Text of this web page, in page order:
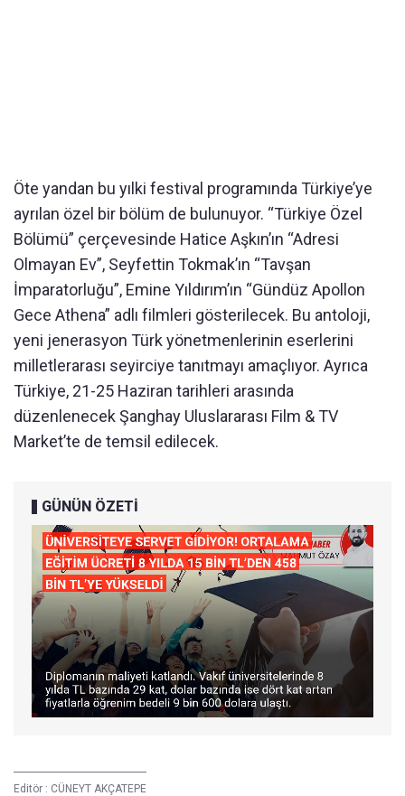
Öte yandan bu yılki festival programında Türkiye’ye
ayrılan özel bir bölüm de bulunuyor. “Türkiye Özel
Bölümü” çerçevesinde Hatice Aşkın’ın “Adresi
Olmayan Ev”, Seyfettin Tokmak’ın “Tavşan
İmparatorluğu”, Emine Yıldırım’ın “Gündüz Apollon
Gece Athena” adlı filmleri gösterilecek. Bu antoloji,
yeni jenerasyon Türk yönetmenlerinin eserlerini
milletlerarası seyirciye tanıtmayı amaçlıyor. Ayrıca
Türkiye, 21-25 Haziran tarihleri arasında
düzenlenecek Şanghay Uluslararası Film & TV
Market’te de temsil edilecek.
GÜNÜN ÖZETİ
Editör : CÜNEYT AKÇATEPE